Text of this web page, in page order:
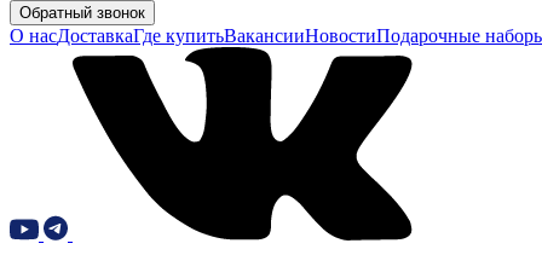
Обратный звонок
О насДоставкаГде купитьВакансииНовостиПодарочные